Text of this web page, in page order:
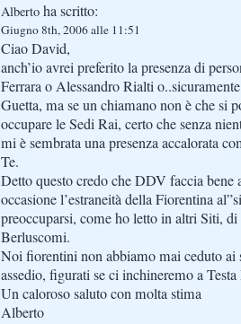
Alberto ha scritto:
Giugno 8th, 2006 alle 11:51
Ciao David,
anch’io avrei preferito la presenza di
Ferrara o Alessandro Rialti
Guetta, ma se un chiamano non è che si
occupare le Sedi Rai, certo che senza
mi è sembrata una presenza accalorata
Te.
Detto questo credo che DDV faccia bene
occasione l’estraneità della Fiorentina
preoccuparsi, come ho letto in altri Siti,
Berluscomi.
Noi fiorentini non abbiamo mai ceduto ai
assedio, figurati se ci inchineremo a
Un caloroso saluto con molta stima
Alberto